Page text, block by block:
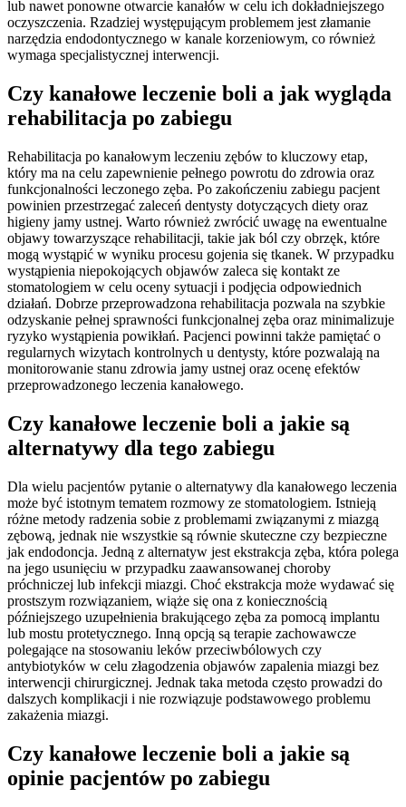
lub nawet ponowne otwarcie kanałów w celu ich dokładniejszego
oczyszczenia. Rzadziej występującym problemem jest złamanie
narzędzia endodontycznego w kanale korzeniowym, co również
wymaga specjalistycznej interwencji.
Czy kanałowe leczenie boli a jak wygląda
rehabilitacja po zabiegu
Rehabilitacja po kanałowym leczeniu zębów to kluczowy etap,
który ma na celu zapewnienie pełnego powrotu do zdrowia oraz
funkcjonalności leczonego zęba. Po zakończeniu zabiegu pacjent
powinien przestrzegać zaleceń dentysty dotyczących diety oraz
higieny jamy ustnej. Warto również zwrócić uwagę na ewentualne
objawy towarzyszące rehabilitacji, takie jak ból czy obrzęk, które
mogą wystąpić w wyniku procesu gojenia się tkanek. W przypadku
wystąpienia niepokojących objawów zaleca się kontakt ze
stomatologiem w celu oceny sytuacji i podjęcia odpowiednich
działań. Dobrze przeprowadzona rehabilitacja pozwala na szybkie
odzyskanie pełnej sprawności funkcjonalnej zęba oraz minimalizuje
ryzyko wystąpienia powikłań. Pacjenci powinni także pamiętać o
regularnych wizytach kontrolnych u dentysty, które pozwalają na
monitorowanie stanu zdrowia jamy ustnej oraz ocenę efektów
przeprowadzonego leczenia kanałowego.
Czy kanałowe leczenie boli a jakie są
alternatywy dla tego zabiegu
Dla wielu pacjentów pytanie o alternatywy dla kanałowego leczenia
może być istotnym tematem rozmowy ze stomatologiem. Istnieją
różne metody radzenia sobie z problemami związanymi z miazgą
zębową, jednak nie wszystkie są równie skuteczne czy bezpieczne
jak endodoncja. Jedną z alternatyw jest ekstrakcja zęba, która polega
na jego usunięciu w przypadku zaawansowanej choroby
próchniczej lub infekcji miazgi. Choć ekstrakcja może wydawać się
prostszym rozwiązaniem, wiąże się ona z koniecznością
późniejszego uzupełnienia brakującego zęba za pomocą implantu
lub mostu protetycznego. Inną opcją są terapie zachowawcze
polegające na stosowaniu leków przeciwbólowych czy
antybiotyków w celu złagodzenia objawów zapalenia miazgi bez
interwencji chirurgicznej. Jednak taka metoda często prowadzi do
dalszych komplikacji i nie rozwiązuje podstawowego problemu
zakażenia miazgi.
Czy kanałowe leczenie boli a jakie są
opinie pacjentów po zabiegu